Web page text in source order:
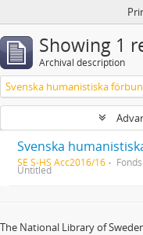
Showing 1
Archival description
SE S-HS Acc2016/16 Fonds
Untitled
The National Library of